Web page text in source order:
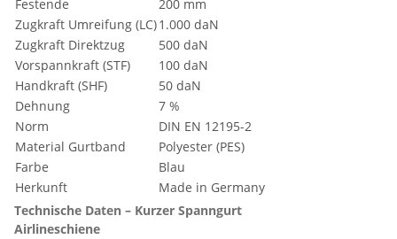
Technische Daten – Kurzer Spanngurt
Airlineschiene
Festende
200 mm
Zugkraft Umreifung (LC)1.000 daN
Zugkraft Direktzug
500 daN
Vorspannkraft (STF)
100 daN
Handkraft (SHF)
50 daN
Dehnung
7 %
Norm
DIN EN 12195-2
Material Gurtband
Polyester (PES)
Farbe
Blau
Herkunft
Made in Germany